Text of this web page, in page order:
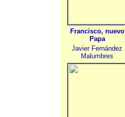
Francisco, nuevo
Papa
Javier Fernández
Malumbres